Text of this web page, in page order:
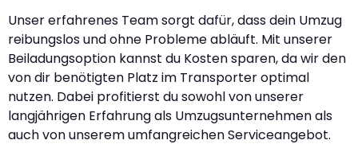
Unser erfahrenes Team sorgt dafür, dass dein Umzug
reibungslos und ohne Probleme abläuft. Mit unserer
Beiladungsoption kannst du Kosten sparen, da wir den
von dir benötigten Platz im Transporter optimal
nutzen. Dabei profitierst du sowohl von unserer
langjährigen Erfahrung als Umzugsunternehmen als
auch von unserem umfangreichen Serviceangebot.